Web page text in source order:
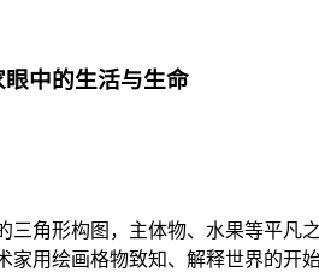
中的生活与生命
三角形构图，主体物、水果等平
家用绘画格物致知、解释世界的开